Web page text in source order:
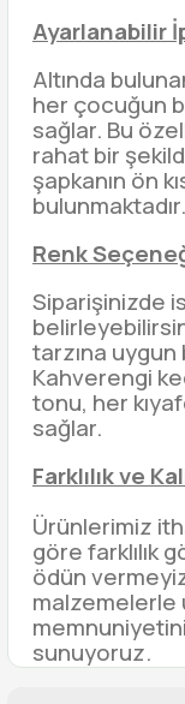
Ayarlanabilir
Altında
her çocuğun
sağlar. Bu
rahat bir
şapkanın ön
bulunmaktadır.
Renk
Siparişinizde
tarzına
Kahverengi
tonu, her
sağlar.
Farklılık ve
Ürünlerimiz
göre farklılık
ödün
malzemelerle
sunuyoruz.